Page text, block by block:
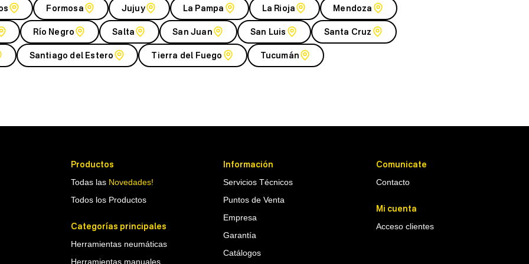
Formosa Jujuy La Pampa La Rioja Mendoza
Río Negro Salta San Juan San Luis Santa Cruz
Santiago del Estero Tierra del Fuego Tucumán
Productos
Todas las Novedades!
Todos los Productos
Categorías principales
Herramientas neumáticas
Herramientas manuales
Información
Servicios Técnicos
Puntos de Venta
Empresa
Garantía
Catálogos
Comunicate
Contacto
Mi cuenta
Acceso clientes